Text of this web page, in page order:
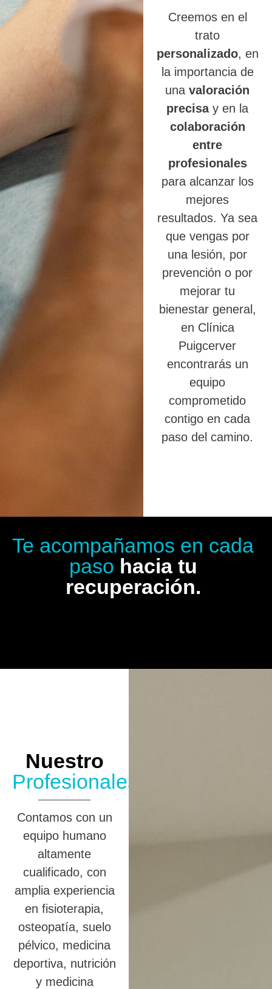
Creemos en el
trato
personalizado, en
la importancia de
unavaloración
precisay en la
colaboración
entre
profesionales
para alcanzar los
mejores
resultados. Ya sea
que vengas por
una lesión, por
prevención o por
mejorar tu
bienestar general,
en Clínica
Puigcerver
encontrarás un
equipo
comprometido
contigo en cada
paso del camino.
Te acompañamos en cada
paso hacia tu
recuperación.
Nuestro
Profesionales
Contamos con un
equipo humano
altamente
cualificado, con
amplia experiencia
en fisioterapia,
osteopatía, suelo
pélvico, medicina
deportiva, nutrición
y medicina